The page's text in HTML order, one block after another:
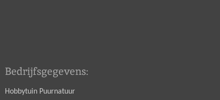
Bedrijfsgegevens:
Hobbytuin Puurnatuur